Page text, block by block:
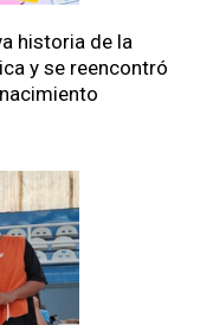
historia de la
y se reencontró